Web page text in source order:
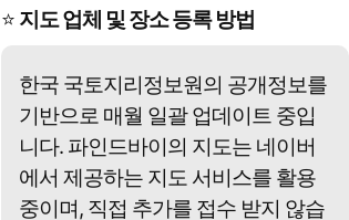
⭐ 지도 업체 및 장소 등록 방법
한국 국토지리정보원의 공개정보를
기반으로 매월 일괄 업데이트 중입
니다. 파인드바이의 지도는 네이버
에서 제공하는 지도 서비스를 활용
중이며, 직접 추가를 접수 받지 않습